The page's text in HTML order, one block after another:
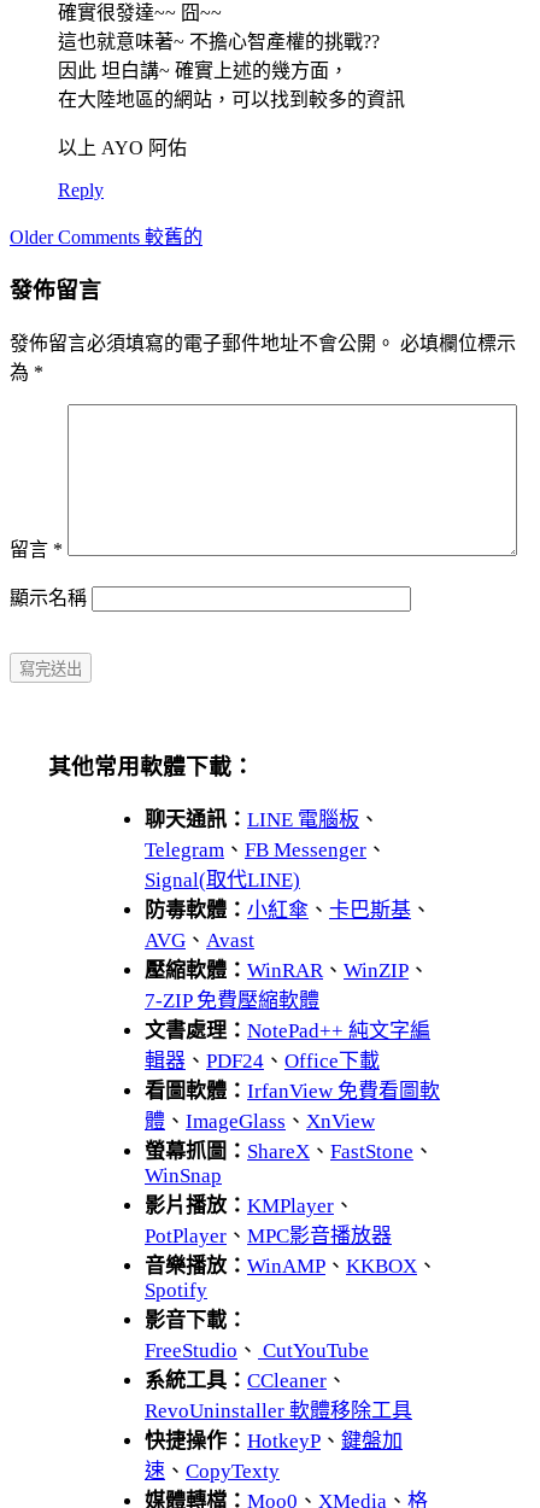
確實很發達~~ 囧~~
這也就意味著~ 不擔心智產權的挑戰??
因此 坦白講~ 確實上述的幾方面，
在大陸地區的網站，可以找到較多的資訊
以上 AYO 阿佑
Reply
Comment
Older Comments 較舊的
發佈留言
發佈留言必須填寫的電子郵件地址不會公開。 必填欄位標示
為 *
留言 *
顯示名稱
其他常用軟體下載：
聊天通訊： LINE 電腦板 、
Telegram 、 FB Messenger 、
Signal(取代LINE)
防毒軟體： 小紅傘 、 卡巴斯基 、
AVG 、 Avast
壓縮軟體： WinRAR、 WinZIP 、
7-ZIP 免費壓縮軟體
文書處理： NotePad++ 純文字編
輯器 、 PDF24 、 Office下載
看圖軟體： IrfanView 免費看圖軟
體 、 ImageGlass 、 XnView
螢幕抓圖： ShareX 、 FastStone 、
WinSnap
影片播放： KMPlayer 、
PotPlayer 、 MPC影音播放器
音樂播放： WinAMP 、 KKBOX 、
Spotify
影音下載：
FreeStudio 、 CutYouTube
系統工具： CCleaner 、
RevoUninstaller 軟體移除工具
快捷操作： HotkeyP 、 鍵盤加
速 、 CopyTexty
媒體轉檔： Moo0 、 XMedia 、 格